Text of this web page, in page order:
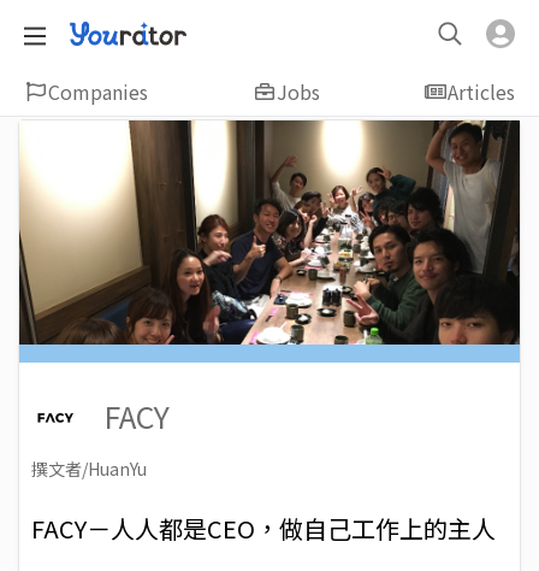
Companies Jobs Articles
FACY
撰文者/HuanYu
FACY－人人都是CEO，做自己工作上的主人